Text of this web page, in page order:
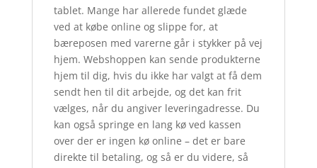
tablet. Mange har allerede fundet glæde
ved at købe online og slippe for, at
bæreposen med varerne går i stykker på vej
hjem. Webshoppen kan sende produkterne
hjem til dig, hvis du ikke har valgt at få dem
sendt hen til dit arbejde, og det kan frit
vælges, når du angiver leveringadresse. Du
kan også springe en lang kø ved kassen
over der er ingen kø online – det er bare
direkte til betaling, og så er du videre, så